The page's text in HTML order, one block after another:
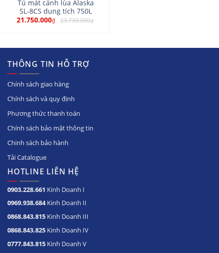
Tủ mát cánh lùa Alaska
SL-8CS dung tích 750L
21.750.000₫ 23.730.000₫
THÔNG TIN HỖ TRỢ
Chính sách giao hàng
Chính sách và quy định
Phương thức thanh toán
Chính sách bảo mật thông tin
Chinh sách bảo hành
Tải Catalogue
HOTLINE LIÊN HỆ
0903.228.661 Kinh Doanh I
0969.938.684Kinh Doanh II
0868.843.815 Kinh Doanh III
0868.843.825 Kinh Doanh IV
0777.843.815 Kinh Doanh V